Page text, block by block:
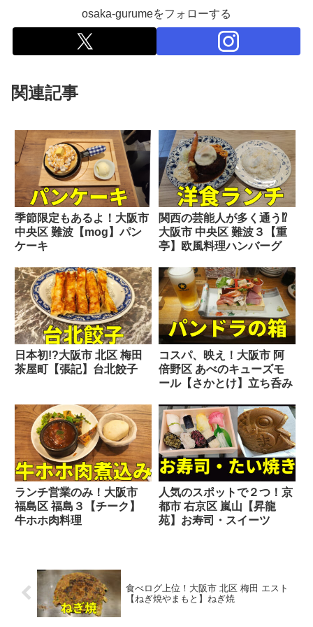
osaka-gurumeをフォローする
関連記事
季節限定もあるよ！大阪市
中央区 難波【mog】パン
ケーキ
関西の芸能人が多く通う⁉
大阪市 中央区 難波３【重
亭】欧風料理ハンバーグ
日本初!?大阪市 北区 梅田
茶屋町【張記】台北餃子
コスパ、映え！大阪市 阿
倍野区 あべのキューズモ
ール【さかとけ】立ち呑み
ランチ営業のみ！大阪市
福島区 福島３【チーク】
牛ホホ肉料理
人気のスポットで２つ！京
都市 右京区 嵐山【昇龍
苑】お寿司・スイーツ
食べログ上位！大阪市 北区 梅田 エスト
【ねぎ焼やまもと】ねぎ焼